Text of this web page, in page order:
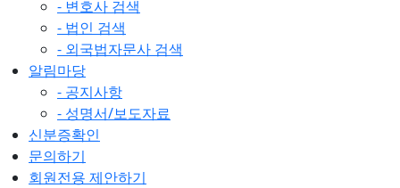
- 변호사 검색
- 법인 검색
- 외국법자문사 검색
알림마당
- 공지사항
- 성명서/보도자료
신분증확인
문의하기
회원전용 제안하기